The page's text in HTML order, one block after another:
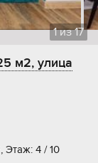
1из17
м2, улица
Этаж: 4 / 10